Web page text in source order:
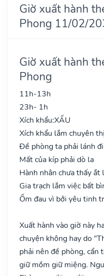
Giờ xuất hành
Phong 11/02/
Giờ xuất hành
Phong
11h-13h
23h- 1h
Xích khẩu:XẤU
Xích khẩu lắm chuyên
Đề phòng ta phải lánh
Mất của kíp phải dò la
Hành nhân chưa thấy ắt
Gia trạch lắm việc bất
Ốm đau vì bởi yêu tinh
Xuất hành vào giờ này
chuyện không hay do
phải nên đề phòng,
giữ mồm giữ miệng.